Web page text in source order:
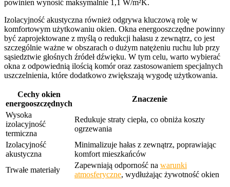
powinien wynosić maksymalnie 1,1 W/m²K.
Izolacyjność akustyczna również odgrywa kluczową rolę w
komfortowym użytkowaniu okien. Okna energooszczędne powinny
być zaprojektowane z myślą o redukcji hałasu z zewnątrz, co jest
szczególnie ważne w obszarach o dużym natężeniu ruchu lub przy
sąsiedztwie głośnych źródeł dźwięku. W tym celu, warto wybierać
okna z odpowiednią ilością komór oraz zastosowaniem specjalnych
uszczelnienia, które dodatkowo zwiększają wygodę użytkowania.
Cechy okien
energooszczędnych
Znaczenie
Wysoka
izolacyjność
termiczna
Redukuje straty ciepła, co obniża koszty
ogrzewania
Izolacyjność
akustyczna
Minimalizuje hałas z zewnątrz, poprawiając
komfort mieszkańców
Trwałe materiały
Zapewniają odporność na warunki
atmosferyczne, wydłużając żywotność okien